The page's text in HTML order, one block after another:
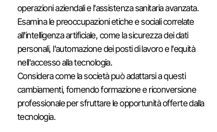
operazioni aziendali e l'assistenza sanitaria avanzata.
Esamina le preoccupazioni etiche e sociali correlate
all'intelligenza artificiale, come la sicurezza dei dati
personali, l'automazione dei posti di lavoro e l'equità
nell'accesso alla tecnologia.
Considera come la società può adattarsi a questi
cambiamenti, fornendo formazione e riconversione
professionale per sfruttare le opportunità offerte dalla
tecnologia.